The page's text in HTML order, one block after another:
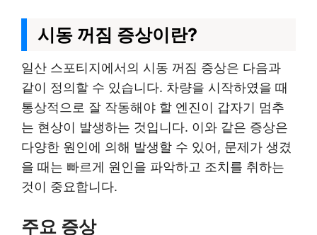
시동 꺼짐 증상이란?
일산 스포티지에서의 시동 꺼짐 증상은 다음과
같이 정의할 수 있습니다. 차량을 시작하였을 때
통상적으로 잘 작동해야 할 엔진이 갑자기 멈추
는 현상이 발생하는 것입니다. 이와 같은 증상은
다양한 원인에 의해 발생할 수 있어, 문제가 생겼
을 때는 빠르게 원인을 파악하고 조치를 취하는
것이 중요합니다.
주요 증상